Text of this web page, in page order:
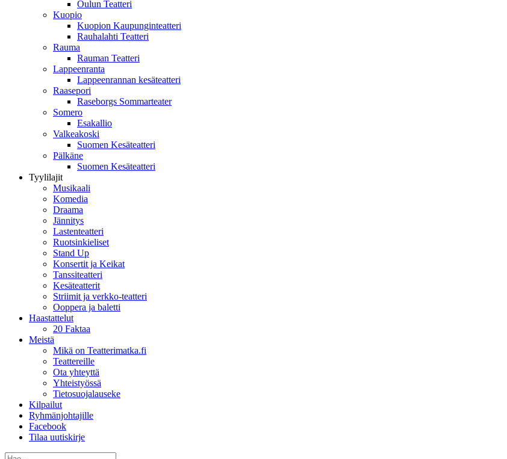
Oulun Teatteri
Kuopio
Kuopion Kaupunginteatteri
Rauhalahti Teatteri
Rauma
Rauman Teatteri
Lappeenranta
Lappeenrannan kesäteatteri
Raasepori
Raseborgs Sommarteater
Somero
Esakallio
Valkeakoski
Suomen Kesäteatteri
Pälkäne
Suomen Kesäteatteri
Tyylilajit
Musikaali
Komedia
Draama
Jännitys
Lastenteatteri
Ruotsinkieliset
Stand Up
Konsertit ja Keikat
Tanssiteatteri
Kesäteatterit
Striimit ja verkko-teatteri
Ooppera ja baletti
Haastattelut
20 Faktaa
Meistä
Mikä on Teatterimatka.fi
Teattereille
Ota yhteyttä
Yhteistyössä
Tietosuojalauseke
Kilpailut
Ryhmänjohtajille
Facebook
Tilaa uutiskirje
Etsi